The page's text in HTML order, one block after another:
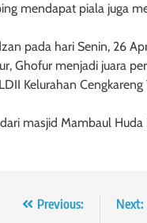
mendapat piala juga
pada hari Senin, 26
Ghofur menjadi juara
Kelurahan
masjid Mambaul
Previous:
Next: